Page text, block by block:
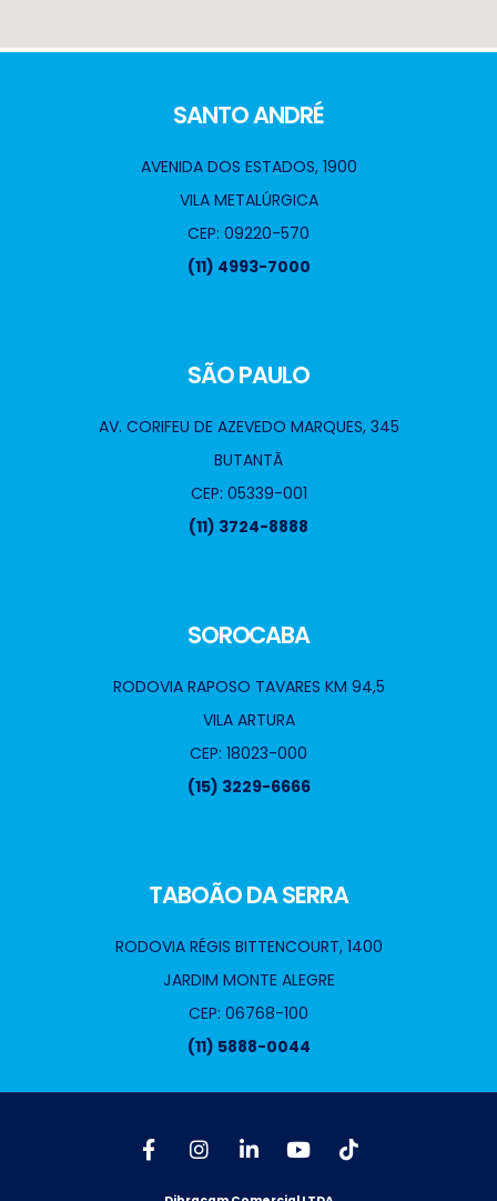
SANTO ANDRÉ
AVENIDA DOS ESTADOS, 1900
VILA METALÚRGICA
CEP: 09220-570
(11) 4993-7000
SÃO PAULO
AV. CORIFEU DE AZEVEDO MARQUES, 345
BUTANTÃ
CEP: 05339-001
(11) 3724-8888
SOROCABA
RODOVIA RAPOSO TAVARES KM 94,5
VILA ARTURA
CEP: 18023-000
(15) 3229-6666
TABOÃO DA SERRA
RODOVIA RÉGIS BITTENCOURT, 1400
JARDIM MONTE ALEGRE
CEP: 06768-100
(11) 5888-0044